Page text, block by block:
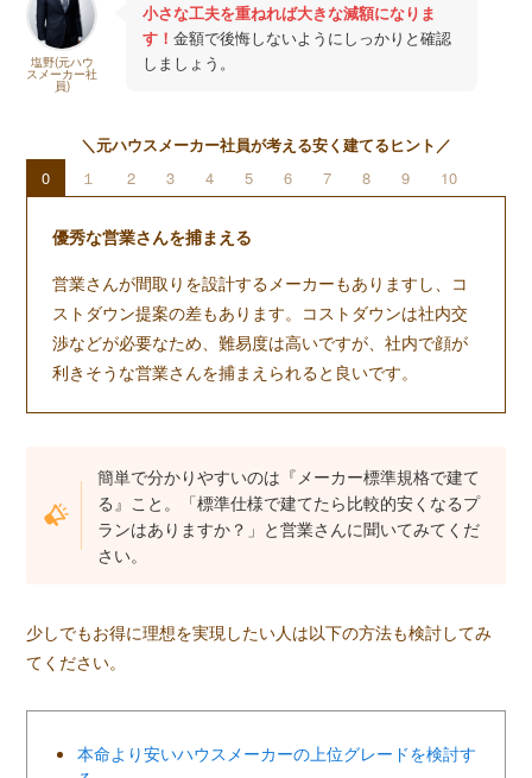
塩野(元ハウ
スメーカー社
員)
小さな工夫を重ねれば大きな減額になりま
す！ 金額で後悔しないようにしっかりと確認
しましょう。
＼元ハウスメーカー社員が考える安く建てるヒント／
0 １ 2 3 4 5 6 7 8 9 10
優秀な営業さんを捕まえる
営業さんが間取りを設計するメーカーもありますし、コ
ストダウン提案の差もあります。コストダウンは社内交
渉などが必要なため、難易度は高いですが、社内で顔が
利きそうな営業さんを捕まえられると良いです。
簡単で分かりやすいのは『メーカー標準規格で建て
る』こと。「標準仕様で建てたら比較的安くなるプ
ランはありますか？」と営業さんに聞いてみてくだ
さい。
少しでもお得に理想を実現したい人は以下の方法も検討してみ
てください。
本命より安いハウスメーカーの上位グレードを検討す